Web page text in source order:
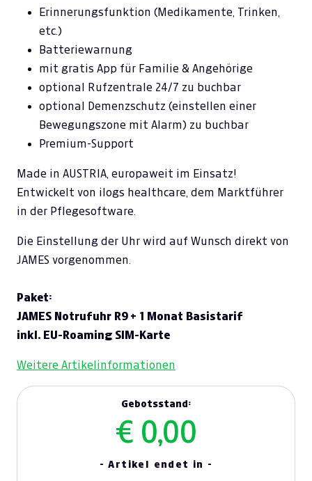
Erinnerungsfunktion (Medikamente, Trinken,
etc.)
Batteriewarnung
mit gratis App für Familie & Angehörige
optional Rufzentrale 24/7 zu buchbar
optional Demenzschutz (einstellen einer
Bewegungszone mit Alarm) zu buchbar
Premium-Support
Made in AUSTRIA, europaweit im Einsatz!
Entwickelt von ilogs healthcare, dem Marktführer
in der Pflegesoftware.
Die Einstellung der Uhr wird auf Wunsch direkt von
JAMES vorgenommen.
Paket:
JAMES Notrufuhr R9 + 1 Monat Basistarif
inkl. EU-Roaming SIM-Karte
Weitere Artikelinformationen
Gebotsstand:
€ 0,00
- Artikel endet in -